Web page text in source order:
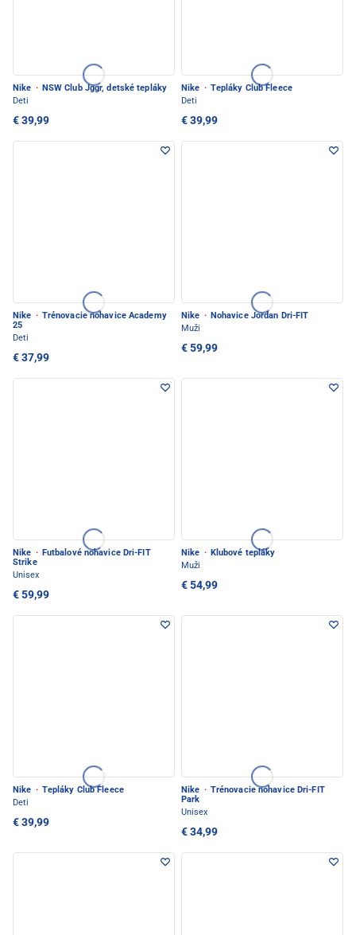
Nike · NSW Club Jggr, detské tepláky
Deti
€ 39,99
Nike · Tepláky Club Fleece
Deti
€ 39,99
Nike · Trénovacie nohavice Academy
25
Deti
€ 37,99
Nike · Nohavice Jordan Dri-FIT
Muži
€ 59,99
Nike · Futbalové nohavice Dri-FIT
Strike
Unisex
€ 59,99
Nike · Klubové tepláky
Muži
€ 54,99
Nike · Tepláky Club Fleece
Deti
€ 39,99
Nike · Trénovacie nohavice Dri-FIT
Park
Unisex
€ 34,99